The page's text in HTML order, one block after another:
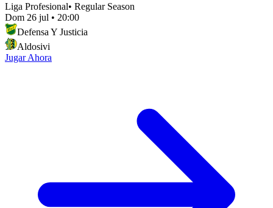
Liga Profesional• Regular Season
Dom 26 jul • 20:00
Defensa Y Justicia
Aldosivi
Jugar Ahora